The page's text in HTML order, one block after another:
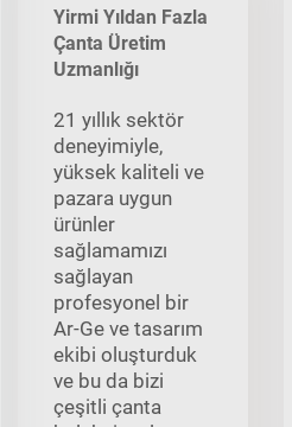
Yirmi Yıldan Fazla
Çanta Üretim
Uzmanlığı
21 yıllık sektör
deneyimiyle,
yüksek kaliteli ve
pazara uygun
ürünler
sağlamamızı
sağlayan
profesyonel bir
Ar-Ge ve tasarım
ekibi oluşturduk
ve bu da bizi
çeşitli çanta